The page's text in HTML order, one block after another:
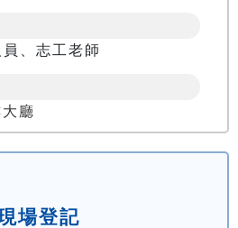
、志工老師
廳
場登記